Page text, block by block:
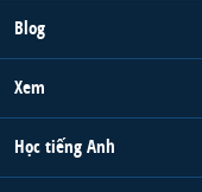
Blog
Xem
Học tiếng Anh